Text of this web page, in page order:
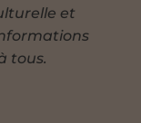
et
tous.